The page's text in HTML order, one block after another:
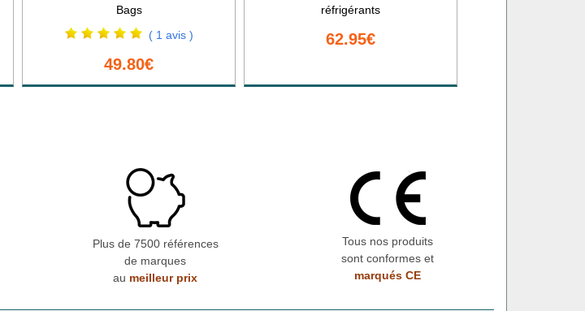
Bags
( 1 avis )
49.80€
réfrigérants
62.95€
Plus de 7500 références
de marques
au meilleur prix
Tous nos produits
sont conformes et
marqués CE